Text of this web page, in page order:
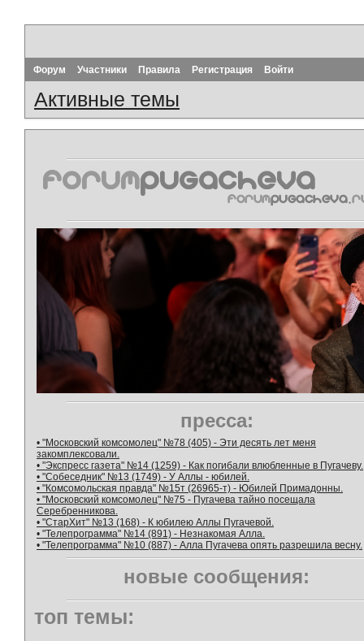
Форум Участники Правила Регистрация Войти
Активные темы
пресса:
• "Московский комсомолец" №78 (405) - Эти десять лет меня
закомплексовали.
• "Экспресс газета" №14 (1259) - Как погибали влюбленные в Пугачеву.
• "Собеседник" №13 (1749) - У Аллы - юбилей.
• "Комсомольская правда" №15т (26965-т) - Юбилей Примадонны.
• "Московский комсомолец" №75 - Пугачева тайно посещала
Серебренникова.
• "СтарХит" №13 (168) - К юбилею Аллы Пугачевой.
• "Телепрограмма" №14 (891) - Незнакомая Алла.
• "Телепрограмма" №10 (887) - Алла Пугачева опять разрешила весну.
новые сообщения:
топ темы: